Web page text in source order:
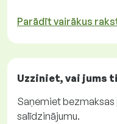
Parādīt vairākus
Uzziniet, vai jums
Saņemietbezmaksas
salīdzinājumu.